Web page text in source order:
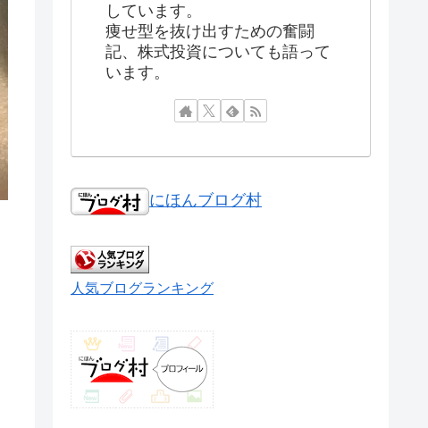
しています。
痩せ型を抜け出すための奮闘
記、株式投資についても語って
います。
にほんブログ村
人気ブログランキング